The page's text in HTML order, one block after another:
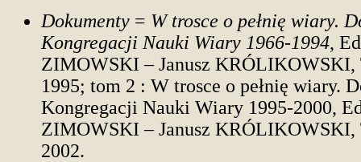
Dokumenty = W trosce o pełnię wiary.
Kongregacji Nauki Wiary 1966-1994,
ZIMOWSKI – Janusz KRÓLIKOWSKI,
1995; tom 2 : W trosce o pełnię wiary.
Kongregacji Nauki Wiary 1995-2000,
ZIMOWSKI – Janusz KRÓLIKOWSKI,
2002.